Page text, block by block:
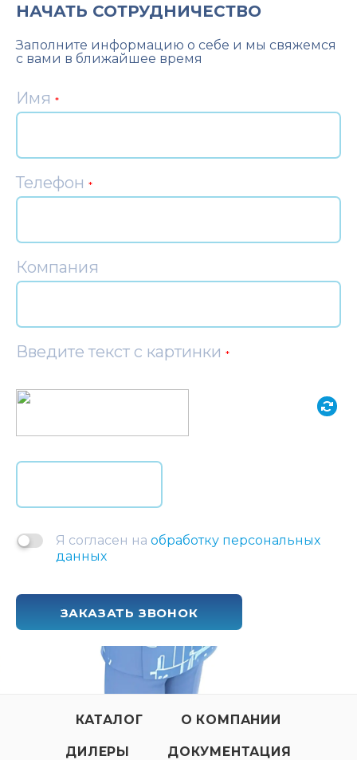
НАЧАТЬ СОТРУДНИЧЕСТВО
Заполните информацию о себе и мы свяжемся
с вами в ближайшее время
Имя *
Телефон *
Компания
Введите текст с картинки *
Я согласен на обработку персональных
данных
ЗАКАЗАТЬ ЗВОНОК
КАТАЛОГ О КОМПАНИИ
ДИЛЕРЫ ДОКУМЕНТАЦИЯ